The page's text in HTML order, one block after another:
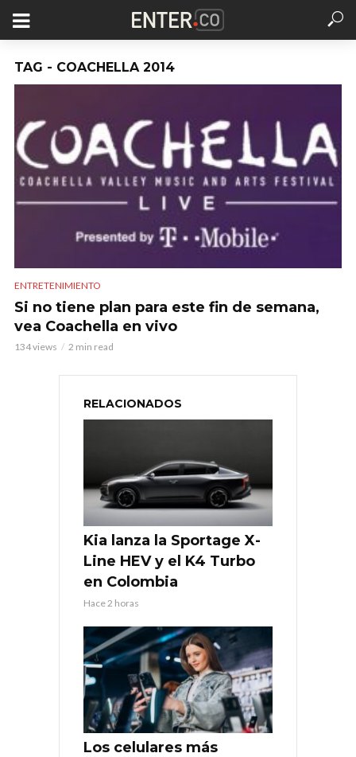
TAG - COACHELLA 2014
ENTRETENIMIENTO
Si no tiene plan para este fin de semana,
vea Coachella en vivo
134 views 2 min read
RELACIONADOS
Kia lanza la Sportage X-
Line HEV y el K4 Turbo
en Colombia
Hace 2 horas
Los celulares más